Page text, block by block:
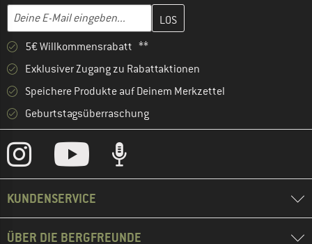
E-Mail-Adresse
Gib hier deine E-Mail-Adresse ein und erstelle im nächsten
5€ Willkommensrabatt **
Exklusiver Zugang zu Rabattaktionen
Speichere Produkte auf Deinem Merkzettel
Geburtstagsüberraschung
KUNDENSERVICE
ÜBER DIE BERGFREUNDE